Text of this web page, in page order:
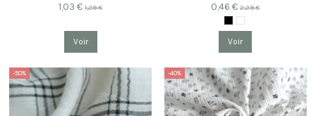
1,03 €1,29 €
Voir
0,46 €2,29 €
Voir
-50% -40%